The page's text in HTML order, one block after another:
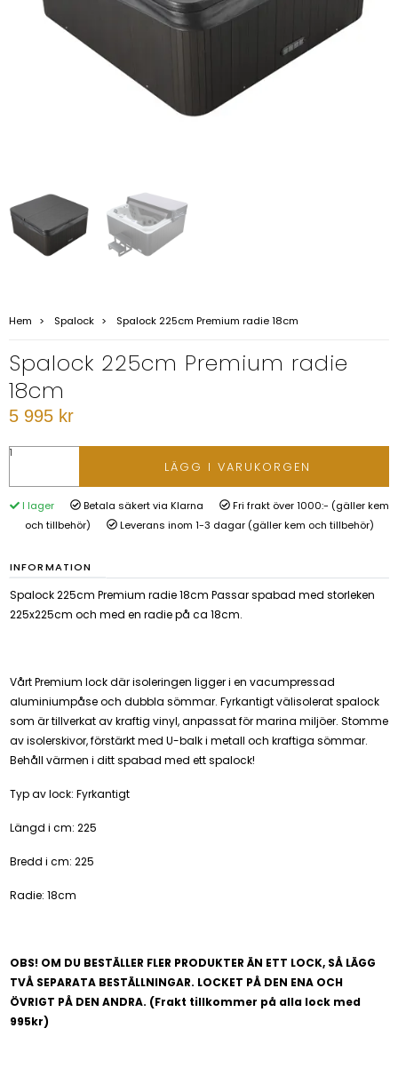
Hem Spalock Spalock 225cm Premium radie 18cm
Spalock 225cm Premium radie
18cm
5 995 kr
LÄGG I VARUKORGEN
I lager Betala säkert via Klarna
Fri frakt över 1000:- (gäller kem
och tillbehör)
Leverans inom 1-3 dagar (gäller kem och tillbehör)
INFORMATION
Spalock 225cm Premium radie 18cm Passar spabad med storleken
225x225cm och med en radie på ca 18cm.
Vårt Premium lock där isoleringen ligger i en vacumpressad
aluminiumpåse och dubbla sömmar. Fyrkantigt välisolerat spalock
som är tillverkat av kraftig vinyl, anpassat för marina miljöer. Stomme
av isolerskivor, förstärkt med U-balk i metall och kraftiga sömmar.
Behåll värmen i ditt spabad med ett spalock!
Typ av lock: Fyrkantigt
Längd i cm: 225
Bredd i cm: 225
Radie: 18cm
OBS! OM DU BESTÄLLER FLER PRODUKTER ÄN ETT LOCK, SÅ LÄGG
TVÅ SEPARATA BESTÄLLNINGAR. LOCKET PÅ DEN ENA OCH
ÖVRIGT PÅ DEN ANDRA. (Frakt tillkommer på alla lock med
995kr)